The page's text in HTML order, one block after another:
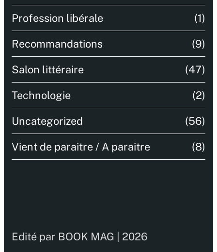
Profession libérale (1)
Recommandations (9)
Salon littéraire (47)
Technologie (2)
Uncategorized (56)
Vient de paraitre / A paraitre (8)
Edité par BOOK MAG | 2026